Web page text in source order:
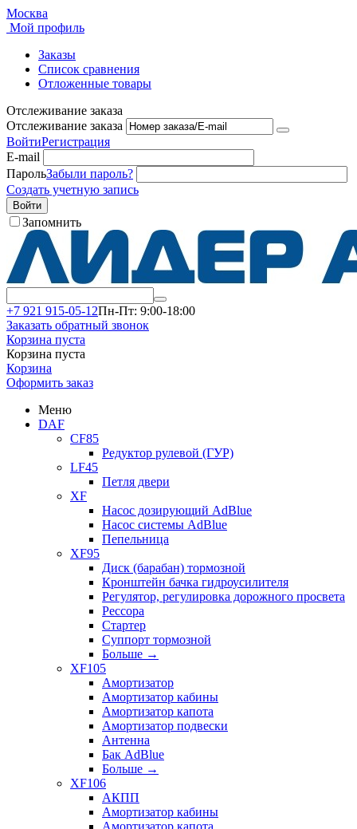
Москва
Мой профиль
Заказы
Список сравнения
Отложенные товары
Отслеживание заказа
Отслеживание заказа
ВойтиРегистрация
E-mail
ПарольЗабыли пароль?
Создать учетную запись
Войти
Запомнить
+7 921 915-05-12Пн-Пт: 9:00-18:00
Заказать обратный звонок
Корзина пуста
Корзина пуста
Корзина
Оформить заказ
Меню
DAF
CF85
Редуктор рулевой (ГУР)
LF45
Петля двери
XF
Насос дозирующий AdBlue
Насос системы AdBlue
Пепельница
XF95
Диск (барабан) тормозной
Кронштейн бачка гидроусилителя
Регулятор, регулировка дорожного просвета
Рессора
Стартер
Суппорт тормозной
Больше →
XF105
Амортизатор
Амортизатор кабины
Амортизатор капота
Амортизатор подвески
Антенна
Бак AdBlue
Больше →
XF106
АКПП
Амортизатор кабины
Амортизатор капота